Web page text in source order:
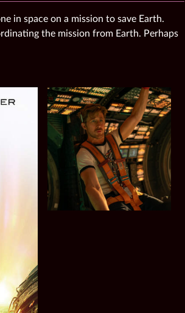
in space on a mission to save Earth.
the mission from Earth. Perhaps